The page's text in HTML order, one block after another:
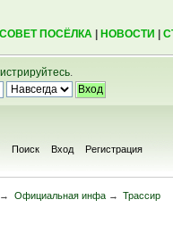
СОВЕТ ПОСЁЛКА| НОВОСТИ
.
Поиск Вход Регистрация
→ Официальная инфа→ Трассир